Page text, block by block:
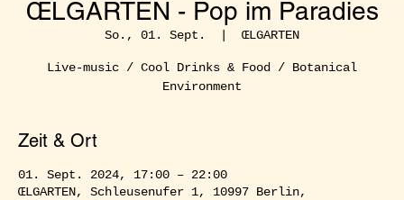
ŒLGARTEN - Pop im Paradies
So., 01. Sept.
  |
ŒLGARTEN
Live-music / Cool Drinks & Food / Botanical
Environment
Zeit & Ort
01. Sept. 2024, 17:00 – 22:00
ŒLGARTEN, Schleusenufer 1, 10997 Berlin,